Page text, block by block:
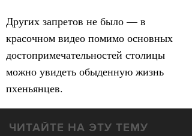
Других запретов не было — в
красочном видео помимо основных
достопримечательностей столицы
можно увидеть обыденную жизнь
пхеньянцев.
ЧИТАЙТЕ НА ЭТУ ТЕМУ